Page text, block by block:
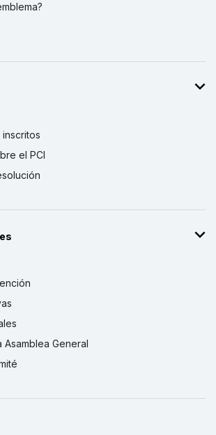
inscritos
el PCI
General